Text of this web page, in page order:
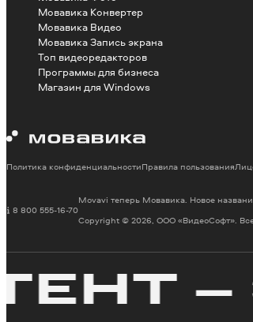
Мовавика Конвертер
Мовавика Видео
Мовавика Запись экрана
Топ видеоредакторов
Программы для бизнеса
Магазин для Windows
Movavi теперь Мовавика. Новое
Copyright © 2026, ООО «ВидеоСофт».
8 800 555-16-70
Политика конфиденциальностиПравила пользования
–